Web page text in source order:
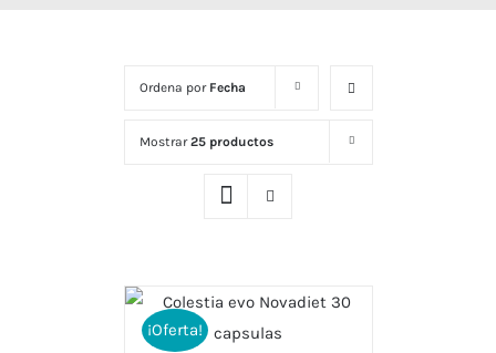
Ordena por Fecha
Mostrar25 productos
¡Oferta!